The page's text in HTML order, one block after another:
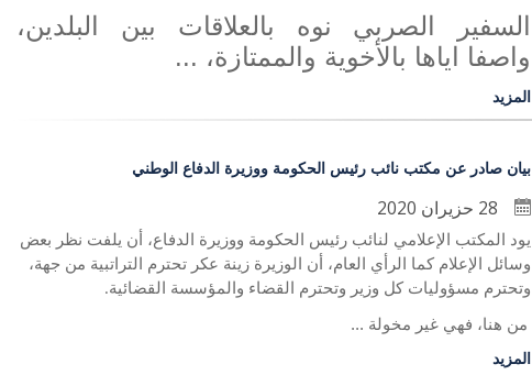
السفير الصربي نوه بالعلاقات بين البلدين،
واصفا اياها بالأخوية والممتازة، ...
المزيد
بيان صادر عن مكتب نائب رئيس الحكومة ووزيرة الدفاع الوطني
يود المكتب الإعلامي لنائب رئيس الحكومة ووزيرة الدفاع، أن يلفت نظر بعض
وسائل الإعلام كما الرأي العام، أن الوزيرة زينة عكر تحترم التراتبية من جهة،
وتحترم مسؤوليات كل وزير وتحترم القضاء والمؤسسة القضائية.
من هنا، فهي غير مخولة ...
المزيد